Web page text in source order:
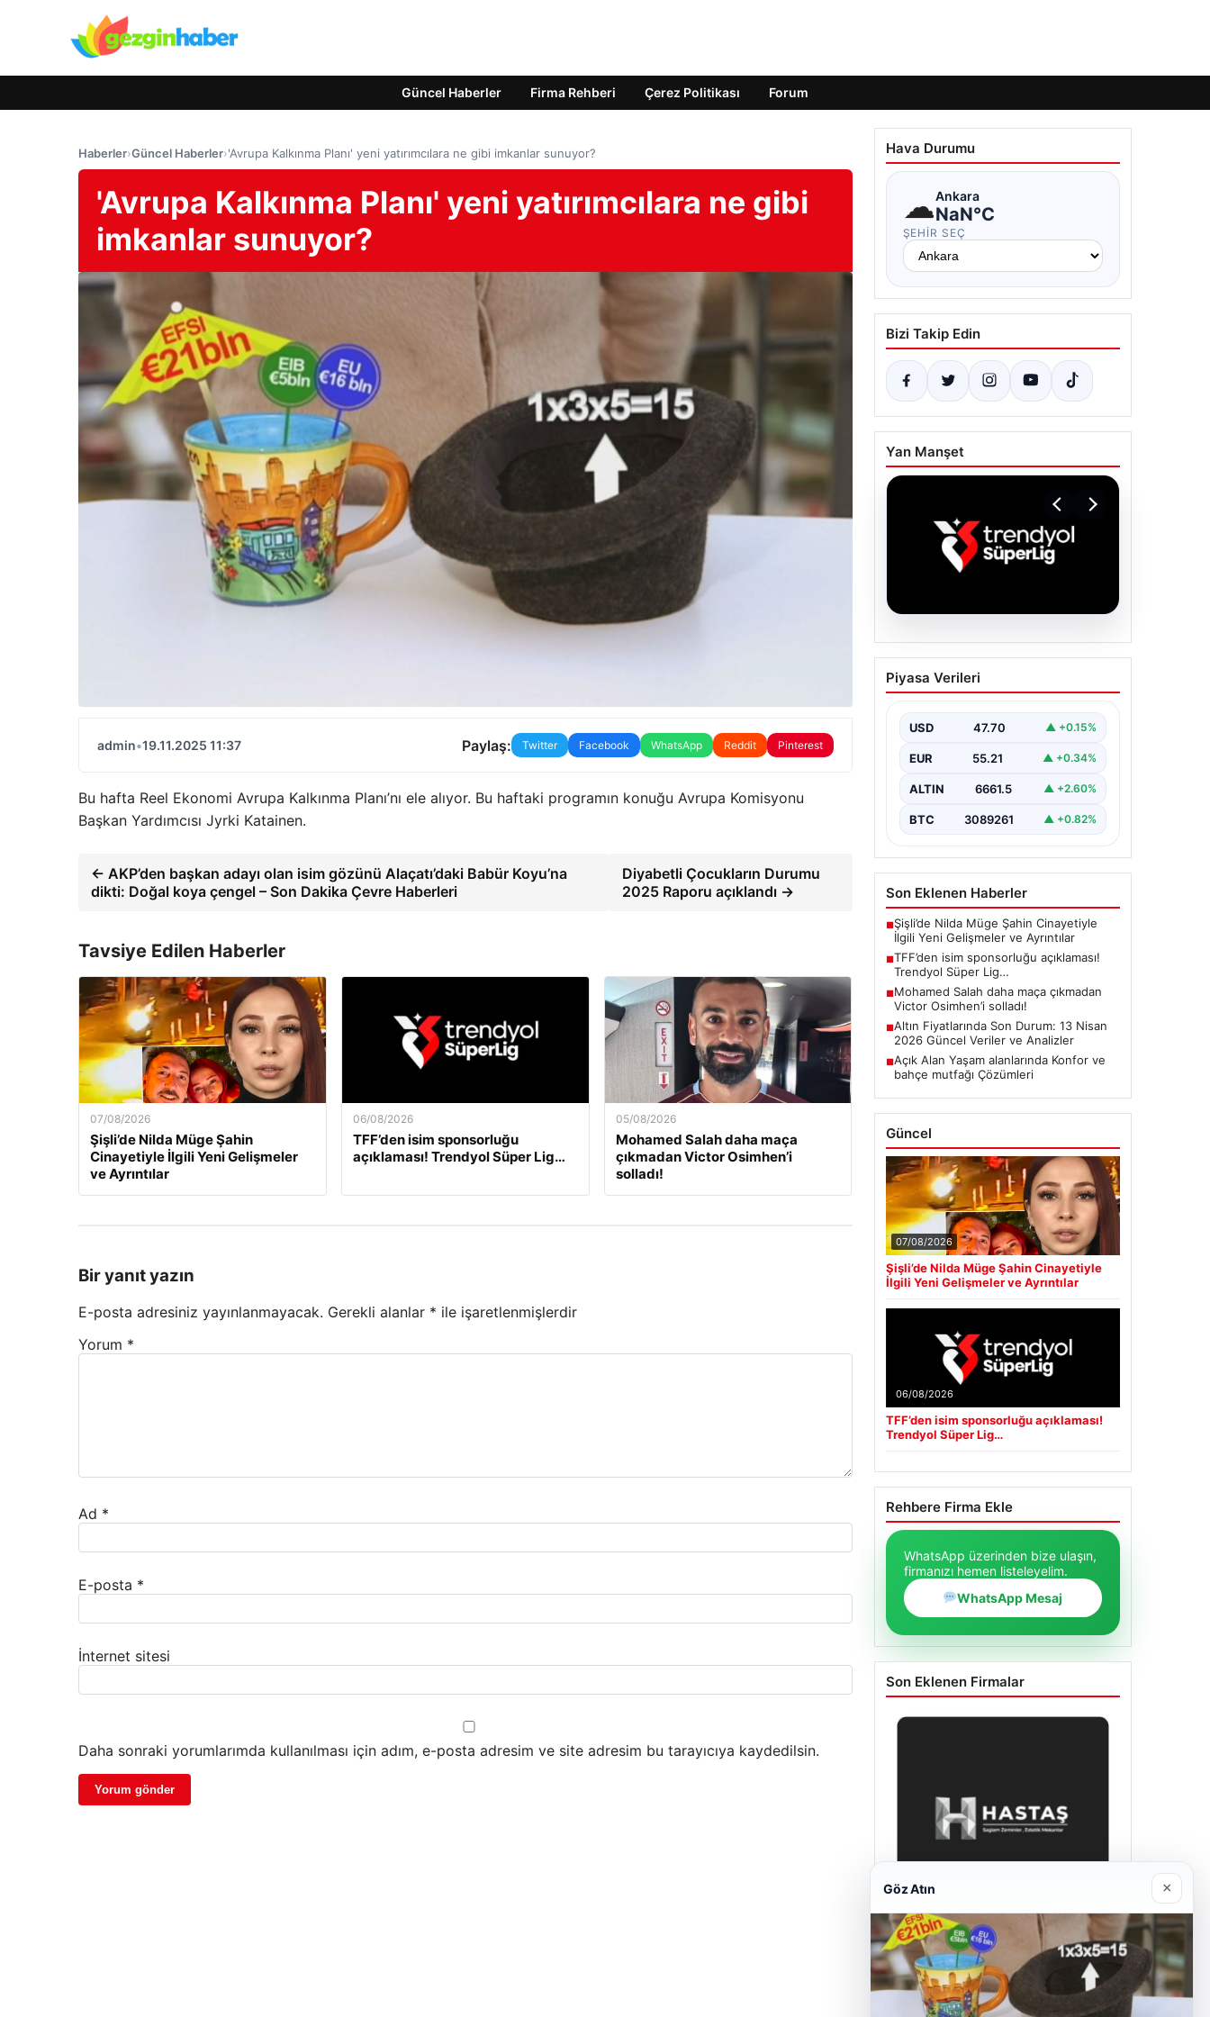
Güncel Haberler Firma Rehberi Çerez Politikası Forum
Haberler›Güncel Haberler›'Avrupa Kalkınma Planı' yeni yatırımcılara ne gibi imkanlar sunuyor?
'Avrupa Kalkınma Planı' yeni yatırımcılara ne gibi
imkanlar sunuyor?
admin•19.11.2025 11:37 Paylaş: Twitter Facebook WhatsApp Reddit Pinterest
Bu hafta Reel Ekonomi Avrupa Kalkınma Planı’nı ele alıyor. Bu haftaki programın konuğu Avrupa Komisyonu
Başkan Yardımcısı Jyrki Katainen.
← AKP’den başkan adayı olan isim gözünü Alaçatı’daki Babür Koyu’na
dikti: Doğal koya çengel – Son Dakika Çevre Haberleri
Diyabetli Çocukların Durumu
2025 Raporu açıklandı →
Tavsiye Edilen Haberler
07/08/2026
Şişli’de Nilda Müge Şahin
Cinayetiyle İlgili Yeni Gelişmeler
ve Ayrıntılar
06/08/2026
TFF’den isim sponsorluğu
açıklaması! Trendyol Süper Lig…
05/08/2026
Mohamed Salah daha maça
çıkmadan Victor Osimhen’i
solladı!
Bir yanıt yazın
E-posta adresiniz yayınlanmayacak. Gerekli alanlar * ile işaretlenmişlerdir
Yorum *
Ad *
E-posta *
İnternet sitesi
Daha sonraki yorumlarımda kullanılması için adım, e-posta adresim ve site adresim bu tarayıcıya kaydedilsin.
Hava Durumu
☁Ankara
NaN°C
ŞEHIR SEÇ
Bizi Takip Edin
Yan Manşet
TFF’den isim
sponsorluğu açıklaması!
Piyasa Verileri
USD 47.70 ▲ +0.15%
EUR 55.21 ▲ +0.34%
ALTIN 6661.5 ▲ +2.60%
BTC 3089261 ▲ +0.82%
Son Eklenen Haberler
■Şişli’de Nilda Müge Şahin Cinayetiyle
İlgili Yeni Gelişmeler ve Ayrıntılar
■TFF’den isim sponsorluğu açıklaması!
Trendyol Süper Lig…
■Mohamed Salah daha maça çıkmadan
Victor Osimhen’i solladı!
■Altın Fiyatlarında Son Durum: 13 Nisan
2026 Güncel Veriler ve Analizler
■Açık Alan Yaşam alanlarında Konfor ve
bahçe mutfağı Çözümleri
Güncel
07/08/2026
Şişli’de Nilda Müge Şahin Cinayetiyle
İlgili Yeni Gelişmeler ve Ayrıntılar
06/08/2026
TFF’den isim sponsorluğu açıklaması!
Trendyol Süper Lig…
Rehbere Firma Ekle
WhatsApp üzerinden bize ulaşın,
firmanızı hemen listeleyelim.
WhatsApp Mesaj
Son Eklenen Firmalar
Hastaş Beton
26/05/2026
Göz Atın ×